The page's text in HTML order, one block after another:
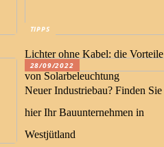
TIPPS
Lichter ohne Kabel: die Vorteile
von Solarbeleuchtung
28/09/2022
Neuer Industriebau? Finden Sie
hier Ihr Bauunternehmen in
Westjütland